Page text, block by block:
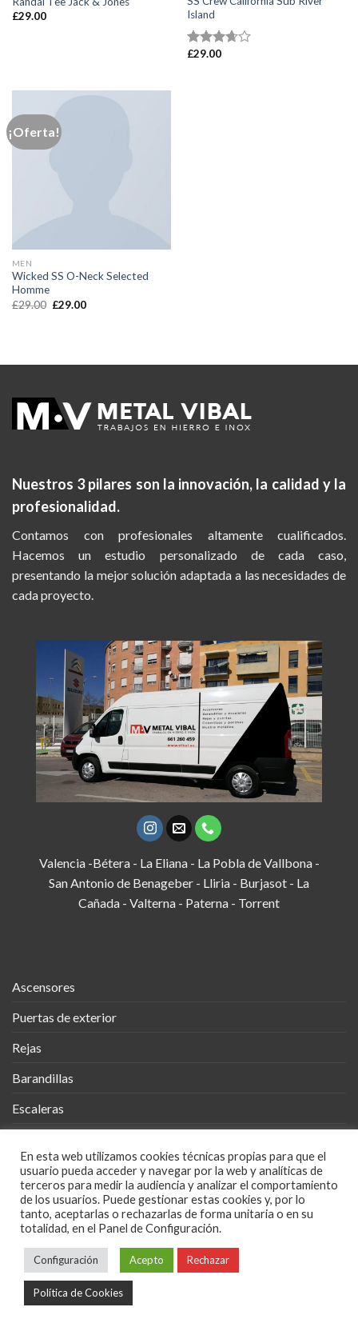
£29.00
Island
Valorado
£29.00
¡Oferta!
MEN
Wicked SS O-Neck Selected
Homme
£29.00 £29.00
Nuestros 3 pilares son la innovación, la calidad y la
profesionalidad.
Contamos con profesionales altamente cualificados.
Hacemos un estudio personalizado de cada caso,
presentando la mejor solución adaptada a las necesidades de
cada proyecto.
Valencia -Bétera - La Eliana - La Pobla de Vallbona -
San Antonio de Benageber - Lliria - Burjasot - La
Cañada - Valterna - Paterna - Torrent
Ascensores
Puertas de exterior
Rejas
Barandillas
Escaleras
Cobertizos
Mueble Metálico
Diseños en Metal
Copyright 2026 ©
En esta web utilizamos cookies técnicas propias para que el
usuario pueda acceder y navegar por la web y analíticas de
terceros para medir la audiencia y analizar el comportamiento
de los usuarios. Puede gestionar estas cookies y, por lo
tanto, aceptarlas o rechazarlas de forma unitaria o en su
totalidad, en el Panel de Configuración.
Configuración Acepto Rechazar
Política de Cookies